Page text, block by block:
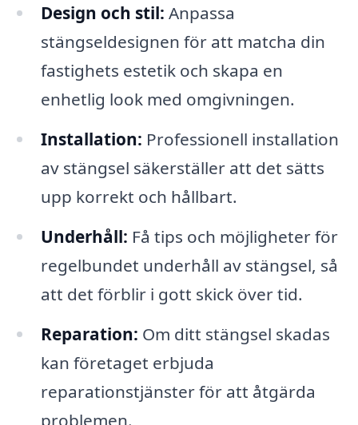
Design och stil: Anpassa
stängseldesignen för att matcha din
fastighets estetik och skapa en
enhetlig look med omgivningen.
Installation: Professionell installation
av stängsel säkerställer att det sätts
upp korrekt och hållbart.
Underhåll: Få tips och möjligheter för
regelbundet underhåll av stängsel, så
att det förblir i gott skick över tid.
Reparation: Om ditt stängsel skadas
kan företaget erbjuda
reparationstjänster för att åtgärda
problemen.